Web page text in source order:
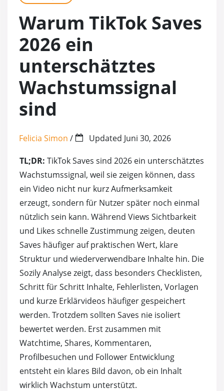
TikTok Shares
TikTok Live Zuschauer
TikTok Saves
Kostenlose (Free) TikTok Like
Kostenlose (Free) TikTok Views
Kostenlose (Free) TikTok Saves
Automatische TikTok Follower
Automatische TikTok Likes
Automatische TikTok Views
Kostenlose Twitter (X) Likes
YouTube 4000
Kostenlose
Warum TikTok Saves
2026 ein
unterschätztes
Wachstumssignal
sind
Felicia Simon / Updated Juni 30, 2026
TL;DR: TikTok Saves sind 2026 ein unterschätztes
Wachstumssignal, weil sie zeigen können, dass
ein Video nicht nur kurz Aufmerksamkeit
erzeugt, sondern für Nutzer später noch einmal
nützlich sein kann. Während Views Sichtbarkeit
und Likes schnelle Zustimmung zeigen, deuten
Saves häufiger auf praktischen Wert, klare
Struktur und wiederverwendbare Inhalte hin. Die
Sozily Analyse zeigt, dass besonders Checklisten,
Schritt für Schritt Inhalte, Fehlerlisten, Vorlagen
und kurze Erklärvideos häufiger gespeichert
werden. Trotzdem sollten Saves nie isoliert
bewertet werden. Erst zusammen mit
Watchtime, Shares, Kommentaren,
Profilbesuchen und Follower Entwicklung
entsteht ein klares Bild davon, ob ein Inhalt
wirklich Wachstum unterstützt.